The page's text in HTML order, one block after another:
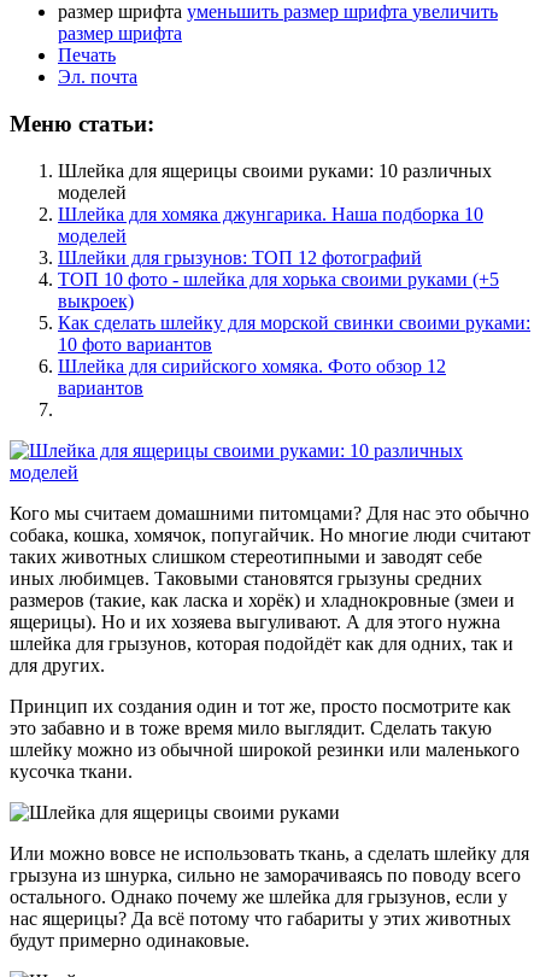
размер шрифта уменьшить размер шрифта увеличить
размер шрифта
Печать
Эл. почта
Меню статьи:
Шлейка для ящерицы своими руками: 10 различных
моделей
Шлейка для хомяка джунгарика. Наша подборка 10
моделей
Шлейки для грызунов: ТОП 12 фотографий
ТОП 10 фото - шлейка для хорька своими руками (+5
выкроек)
Как сделать шлейку для морской свинки своими руками:
10 фото вариантов
Шлейка для сирийского хомяка. Фото обзор 12
вариантов
Кого мы считаем домашними питомцами? Для нас это обычно
собака, кошка, хомячок, попугайчик. Но многие люди считают
таких животных слишком стереотипными и заводят себе
иных любимцев. Таковыми становятся грызуны средних
размеров (такие, как ласка и хорёк) и хладнокровные (змеи и
ящерицы). Но и их хозяева выгуливают. А для этого нужна
шлейка для грызунов, которая подойдёт как для одних, так и
для других.
Принцип их создания один и тот же, просто посмотрите как
это забавно и в тоже время мило выглядит. Сделать такую
шлейку можно из обычной широкой резинки или маленького
кусочка ткани.
Или можно вовсе не использовать ткань, а сделать шлейку для
грызуна из шнурка, сильно не заморачиваясь по поводу всего
остального. Однако почему же шлейка для грызунов, если у
нас ящерицы? Да всё потому что габариты у этих животных
будут примерно одинаковые.